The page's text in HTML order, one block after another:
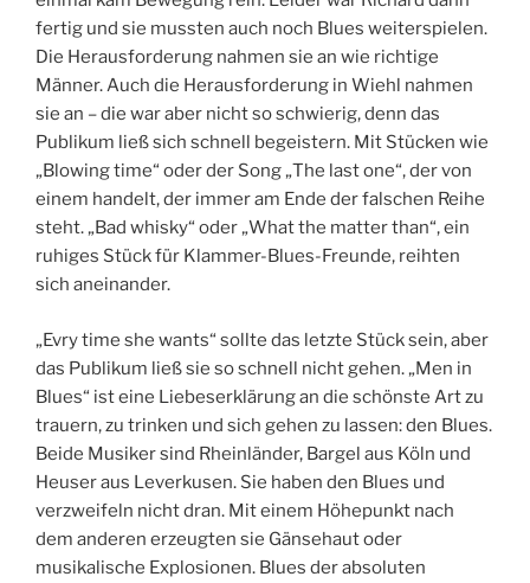
fertig und sie mussten auch noch Blues weiterspielen.
Die Herausforderung nahmen sie an wie richtige
Männer. Auch die Herausforderung in Wiehl nahmen
sie an – die war aber nicht so schwierig, denn das
Publikum ließ sich schnell begeistern. Mit Stücken wie
„Blowing time“ oder der Song „The last one“, der von
einem handelt, der immer am Ende der falschen Reihe
steht. „Bad whisky“ oder „What the matter than“, ein
ruhiges Stück für Klammer-Blues-Freunde, reihten
sich aneinander.
„Evry time she wants“ sollte das letzte Stück sein, aber
das Publikum ließ sie so schnell nicht gehen. „Men in
Blues“ ist eine Liebeserklärung an die schönste Art zu
trauern, zu trinken und sich gehen zu lassen: den Blues.
Beide Musiker sind Rheinländer, Bargel aus Köln und
Heuser aus Leverkusen. Sie haben den Blues und
verzweifeln nicht dran. Mit einem Höhepunkt nach
dem anderen erzeugten sie Gänsehaut oder
musikalische Explosionen. Blues der absoluten